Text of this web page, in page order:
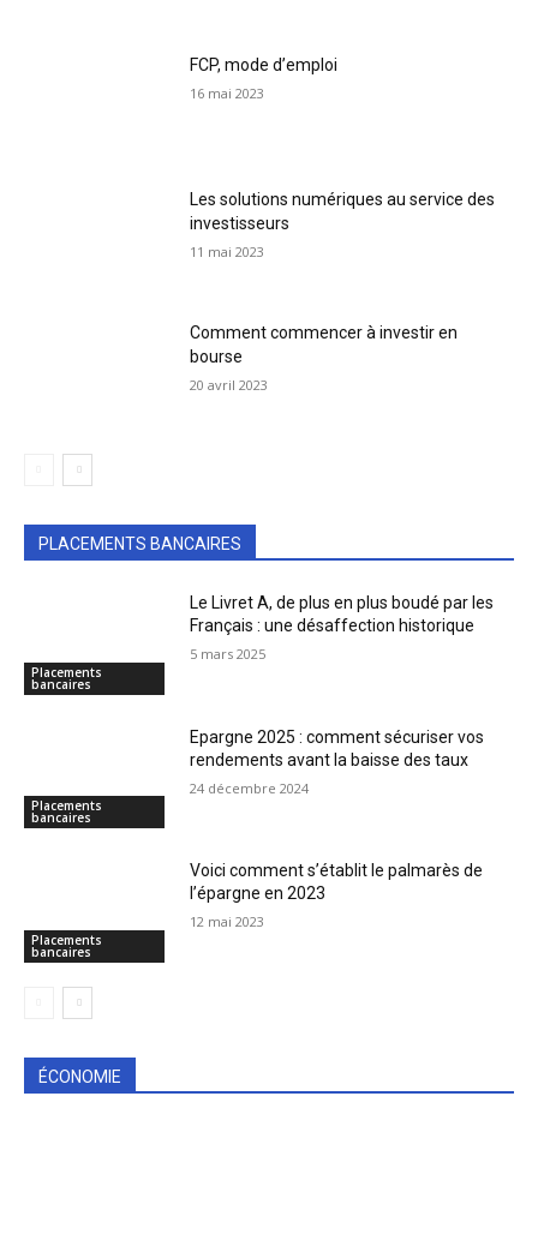
FCP, mode d’emploi
16 mai 2023
Les solutions numériques au service des
investisseurs
11 mai 2023
Comment commencer à investir en
bourse
20 avril 2023
PLACEMENTS BANCAIRES
Placements
bancaires
Le Livret A, de plus en plus boudé par les
Français : une désaffection historique
5 mars 2025
Placements
bancaires
Epargne 2025 : comment sécuriser vos
rendements avant la baisse des taux
24 décembre 2024
Placements
bancaires
Voici comment s’établit le palmarès de
l’épargne en 2023
12 mai 2023
ÉCONOMIE